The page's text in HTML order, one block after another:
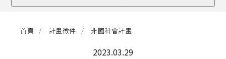
首頁 計畫徵件 非國科會計畫
2023.03.29